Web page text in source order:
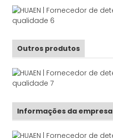
Outros produtos
Informações da empresa